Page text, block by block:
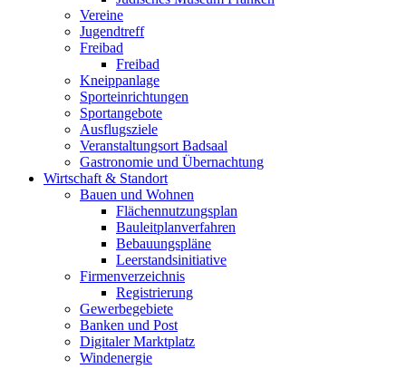
Vereine
Jugendtreff
Freibad
Freibad
Kneippanlage
Sporteinrichtungen
Sportangebote
Ausflugsziele
Veranstaltungsort Badsaal
Gastronomie und Übernachtung
Wirtschaft & Standort
Bauen und Wohnen
Flächennutzungsplan
Bauleitplanverfahren
Bebauungspläne
Leerstandsinitiative
Firmenverzeichnis
Registrierung
Gewerbegebiete
Banken und Post
Digitaler Marktplatz
Windenergie